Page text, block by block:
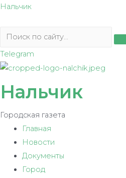
Перейти
содержимому
Нальчик
Telegram
Нальчик
Городская газета
Главная
Новости
Документы
Город